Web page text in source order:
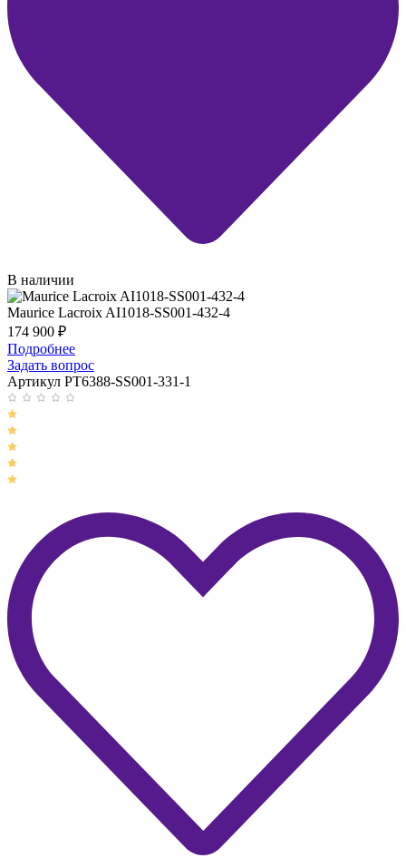
В наличии
Maurice Lacroix AI1018-SS001-432-4
174 900 ₽
Подробнее
Задать вопрос
Артикул PT6388-SS001-331-1